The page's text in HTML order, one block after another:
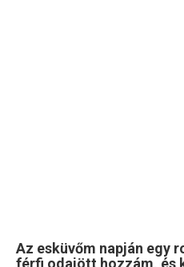
Az esküvőm napján egy
férfi odajött hozzám, és